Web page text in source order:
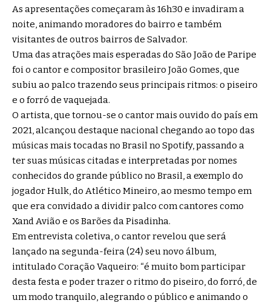
As apresentações começaram às 16h30 e invadiram a
noite, animando moradores do bairro e também
visitantes de outros bairros de Salvador.
Uma das atrações mais esperadas do São João de Paripe
foi o cantor e compositor brasileiro João Gomes, que
subiu ao palco trazendo seus principais ritmos: o piseiro
e o forró de vaquejada.
O artista, que tornou-se o cantor mais ouvido do país em
2021, alcançou destaque nacional chegando ao topo das
músicas mais tocadas no Brasil no Spotify, passando a
ter suas músicas citadas e interpretadas por nomes
conhecidos do grande público no Brasil, a exemplo do
jogador Hulk, do Atlético Mineiro, ao mesmo tempo em
que era convidado a dividir palco com cantores como
Xand Avião e os Barões da Pisadinha.
Em entrevista coletiva, o cantor revelou que será
lançado na segunda-feira (24) seu novo álbum,
intitulado Coração Vaqueiro: “é muito bom participar
desta festa e poder trazer o ritmo do piseiro, do forró, de
um modo tranquilo, alegrando o público e animando o